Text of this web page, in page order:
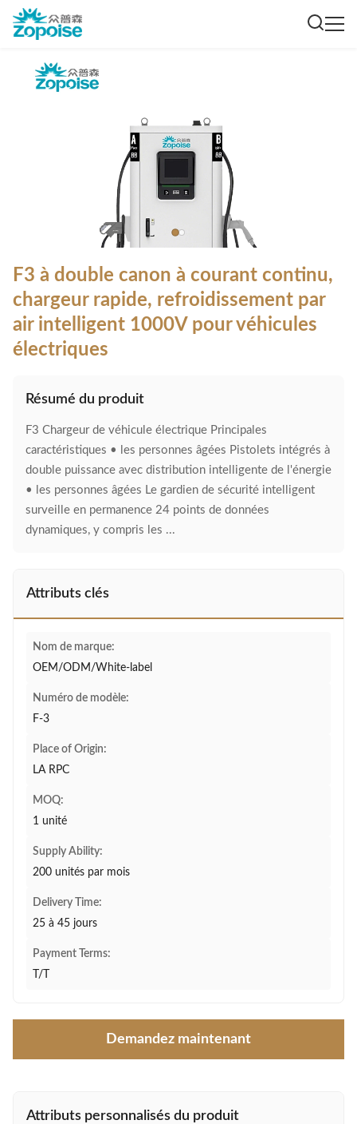
F3 à double canon à courant continu,
chargeur rapide, refroidissement par
air intelligent 1000V pour véhicules
électriques
Résumé du produit
F3 Chargeur de véhicule électrique Principales
caractéristiques • les personnes âgées Pistolets intégrés à
double puissance avec distribution intelligente de l'énergie
• les personnes âgées Le gardien de sécurité intelligent
surveille en permanence 24 points de données
dynamiques, y compris les ...
Attributs clés
Nom de marque:
OEM/ODM/White-label
Numéro de modèle:
F-3
Place of Origin:
LA RPC
MOQ:
1 unité
Supply Ability:
200 unités par mois
Delivery Time:
25 à 45 jours
Payment Terms:
T/T
Demandez maintenant
Attributs personnalisés du produit